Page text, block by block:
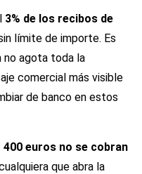
3% de los recibos de
límite de importe. Es
no agota toda la
comercial más visible
de banco en estos
400 euros no se cobran
que abra la